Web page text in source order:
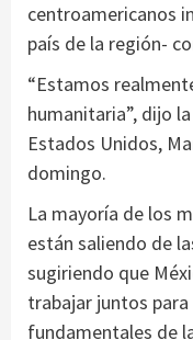
centroamericanos
país de la región-
“Estamos
humanitaria”, dijo
Estados Unidos,
domingo.
La mayoría de los
están saliendo de
sugiriendo que
trabajar juntos
fundamentales de